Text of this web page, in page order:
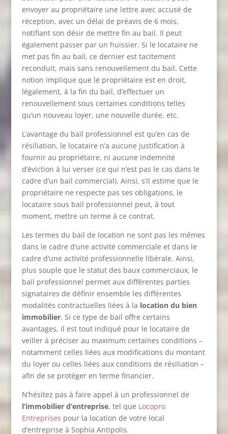
envoyer au propriétaire une lettre avec accusé de
réception, avec un délai de préavis de 6 mois,
notifiant son désir de mettre fin au bail. Il peut
également passer par un huissier. Si le locataire ne
met pas fin au bail, ce dernier est tacitement
reconduit, mais sans renouvellement du bail. Cette
notion implique que le propriétaire est en droit,
légalement, à la fin du bail, d’effectuer un
renouvellement sous certaines conditions telles
qu’un nouveau loyer, une nouvelle durée, etc.
L’avantage du bail professionnel est qu’en cas de
résiliation, le locataire n’a aucune justification à
fournir au propriétaire, ni aucune indemnité
d’éviction à lui verser (ce qui n’est pas le cas dans le
cadre d’un bail commercial). Ainsi, s’il estime que le
propriétaire ne respecte pas ses obligations, le
locataire sous bail professionnel peut, à tout
moment, mettre un terme à ce contrat.
Les termes du bail de location ne sont pas les mêmes
dans le cadre d’une activité commerciale et dans le
cadre d’une activité professionnelle libérale. Ainsi,
plus souple que le statut des baux commerciaux, le
bail professionnel permet aux différentes parties
signataires de définir ensemble les différentes
modalités contractuelles liées à la location du bien
immobilier. Si ce type de bail offre certains
avantages, il est tout indiqué pour le locataire de
veiller à préciser au maximum certaines conditions –
notamment celles liées aux modifications du montant
du loyer ou celles liées aux conditions de résiliation –
afin de se protéger en terme financier.
N’hésitez pas à faire appel à un professionnel de
l’immobilier d’entreprise, tel que Locopro
Entreprises pour la location de votre local
d’entreprise à Sophia Antipolis.